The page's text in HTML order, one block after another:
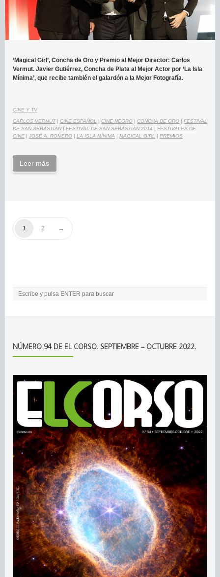
‘Magical Girl’, Concha de Oro y Premio al Mejor Director: Carlos
Vermut. Javier Gutiérrez, Concha de Plata al Mejor Actor por ‘La Isla
Mínima’, que recibe también el galardón a la Mejor Fotografía.
CINE Y TV
CARLOS VERMUT| CINE ESPAÑOL | CINE NEGRO | CONCHA DE ORO | FESTIVAL
DE SAN SEBASTIÁN | FESTIVAL DE SAN SEBASTIÁN 2014 | FESTIVALES DE
CINE | JOSÉ A. ROMERO | LA ISLA MÍNIMA | MAGICAL GIRL | PREMIOS
Leer más
1 2
NÚMERO 94 DE EL CORSO. SEPTIEMBRE – OCTUBRE 2022.